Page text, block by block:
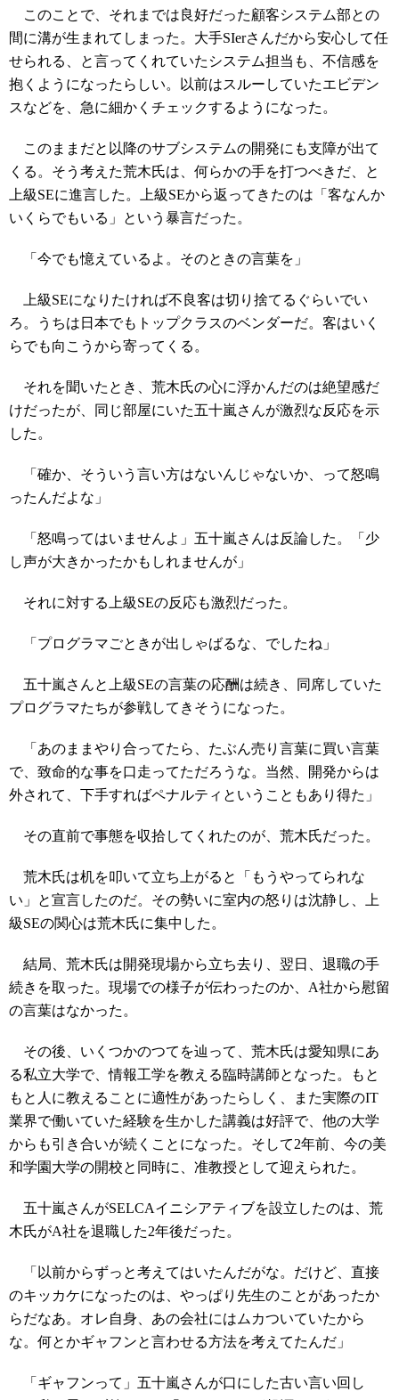
このことで、それまでは良好だった顧客システム部との
間に溝が生まれてしまった。大手SIerさんだから安心して任
せられる、と言ってくれていたシステム担当も、不信感を
抱くようになったらしい。以前はスルーしていたエビデン
スなどを、急に細かくチェックするようになった。
このままだと以降のサブシステムの開発にも支障が出て
くる。そう考えた荒木氏は、何らかの手を打つべきだ、と
上級SEに進言した。上級SEから返ってきたのは「客なんか
いくらでもいる」という暴言だった。
「今でも憶えているよ。そのときの言葉を」
上級SEになりたければ不良客は切り捨てるぐらいでい
ろ。うちは日本でもトップクラスのベンダーだ。客はいく
らでも向こうから寄ってくる。
それを聞いたとき、荒木氏の心に浮かんだのは絶望感だ
けだったが、同じ部屋にいた五十嵐さんが激烈な反応を示
した。
「確か、そういう言い方はないんじゃないか、って怒鳴
ったんだよな」
「怒鳴ってはいませんよ」五十嵐さんは反論した。「少
し声が大きかったかもしれませんが」
それに対する上級SEの反応も激烈だった。
「プログラマごときが出しゃばるな、でしたね」
五十嵐さんと上級SEの言葉の応酬は続き、同席していた
プログラマたちが参戦してきそうになった。
「あのままやり合ってたら、たぶん売り言葉に買い言葉
で、致命的な事を口走ってただろうな。当然、開発からは
外されて、下手すればペナルティということもあり得た」
その直前で事態を収拾してくれたのが、荒木氏だった。
荒木氏は机を叩いて立ち上がると「もうやってられな
い」と宣言したのだ。その勢いに室内の怒りは沈静し、上
級SEの関心は荒木氏に集中した。
結局、荒木氏は開発現場から立ち去り、翌日、退職の手
続きを取った。現場での様子が伝わったのか、A社から慰留
の言葉はなかった。
その後、いくつかのつてを辿って、荒木氏は愛知県にあ
る私立大学で、情報工学を教える臨時講師となった。もと
もと人に教えることに適性があったらしく、また実際のIT
業界で働いていた経験を生かした講義は好評で、他の大学
からも引き合いが続くことになった。そして2年前、今の美
和学園大学の開校と同時に、准教授として迎えられた。
五十嵐さんがSELCAイニシアティブを設立したのは、荒
木氏がA社を退職した2年後だった。
「以前からずっと考えてはいたんだがな。だけど、直接
のキッカケになったのは、やっぱり先生のことがあったか
らだなあ。オレ自身、あの会社にはムカついていたから
な。何とかギャフンと言わせる方法を考えてたんだ」
「ギャフンって」五十嵐さんが口にした古い言い回し